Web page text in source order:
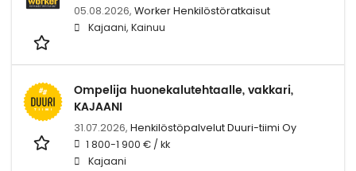
05.08.2026, Worker Henkilöstöratkaisut
Kajaani, Kainuu
Ompelija huonekalutehtaalle, vakkari,
KAJAANI
31.07.2026, Henkilöstöpalvelut Duuri-tiimi Oy
1 800-1 900 € / kk
Kajaani